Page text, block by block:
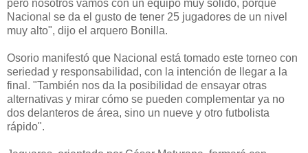
pero nosotros vamos con un equipo muy sólido, porque
Nacional se da el gusto de tener 25 jugadores de un nivel
muy alto", dijo el arquero Bonilla.
Osorio manifestó que Nacional está tomado este torneo con
seriedad y responsabilidad, con la intención de llegar a la
final. "También nos da la posibilidad de ensayar otras
alternativas y mirar cómo se pueden complementar ya no
dos delanteros de área, sino un nueve y otro futbolista
rápido".